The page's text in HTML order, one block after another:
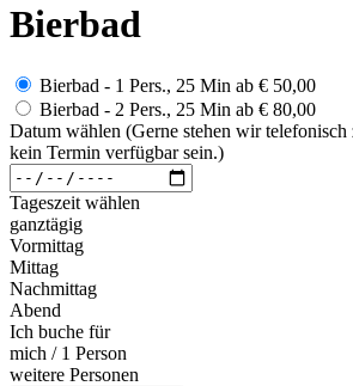
Bierbad
Bierbad - 1 Pers., 25 Min ab € 50,00
Bierbad - 2 Pers., 25 Min ab € 80,00
Datum wählen (Gerne stehen wir
kein Termin verfügbar sein.)
Tageszeit wählen
ganztägig
Vormittag
Mittag
Nachmittag
Abend
Ich buche für
mich / 1 Person
weitere Personen